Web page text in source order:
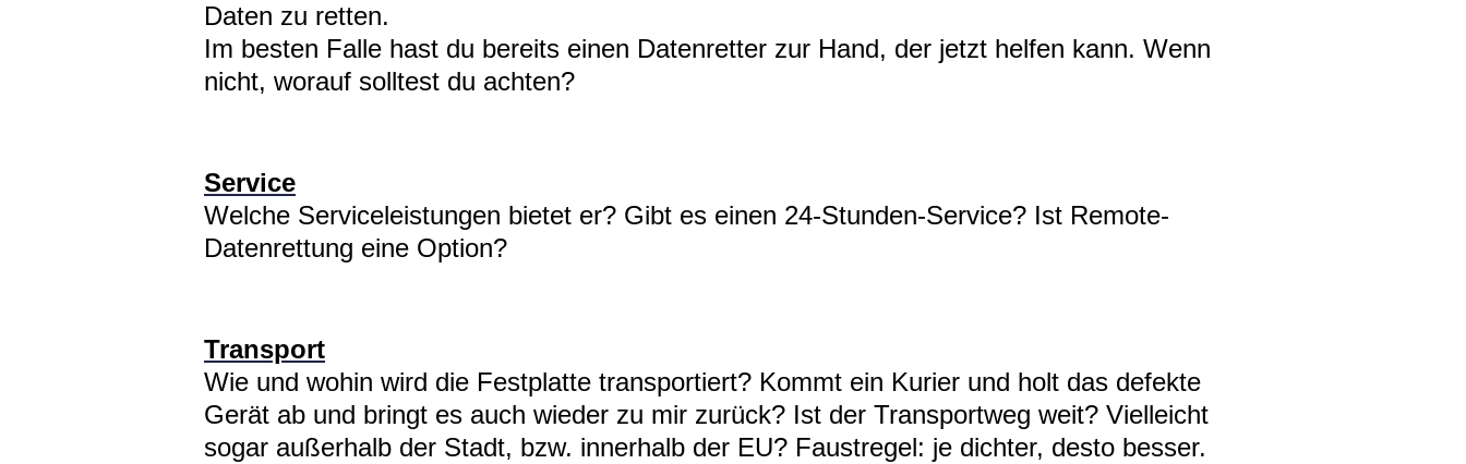
Daten zu retten.
Im besten Falle hast du bereits einen Datenretter zur Hand, der jetzt helfen kann. Wenn
nicht, worauf solltest du achten?
Service
Welche Serviceleistungen bietet er? Gibt es einen 24-Stunden-Service? Ist Remote-
Datenrettung eine Option?
Transport
Wie und wohin wird die Festplatte transportiert? Kommt ein Kurier und holt das defekte
Gerät ab und bringt es auch wieder zu mir zurück? Ist der Transportweg weit? Vielleicht
sogar außerhalb der Stadt, bzw. innerhalb der EU? Faustregel: je dichter, desto besser.